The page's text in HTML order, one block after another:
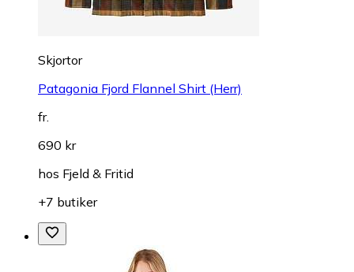
Skjortor
Patagonia Fjord Flannel Shirt (Herr)
fr.
690 kr
hos Fjeld & Fritid
+7 butiker